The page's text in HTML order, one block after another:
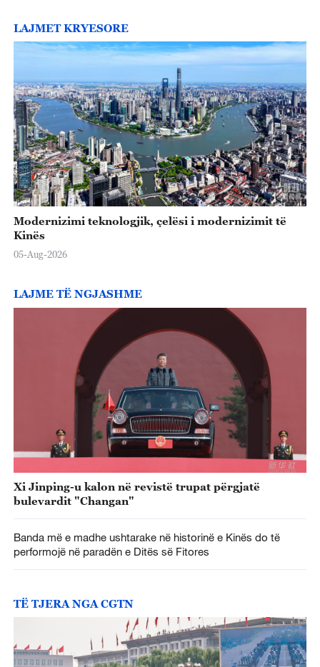
LAJMET KRYESORE
Modernizimi teknologjik, çelësi i modernizimit të
Kinës
05-Aug-2026
LAJME TË NGJASHME
Xi Jinping-u kalon në revistë trupat përgjatë
bulevardit "Changan"
Banda më e madhe ushtarake në historinë e Kinës do të
performojë në paradën e Ditës së Fitores
TË TJERA NGA CGTN